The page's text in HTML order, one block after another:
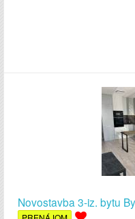
Novostavba 3-iz. bytu